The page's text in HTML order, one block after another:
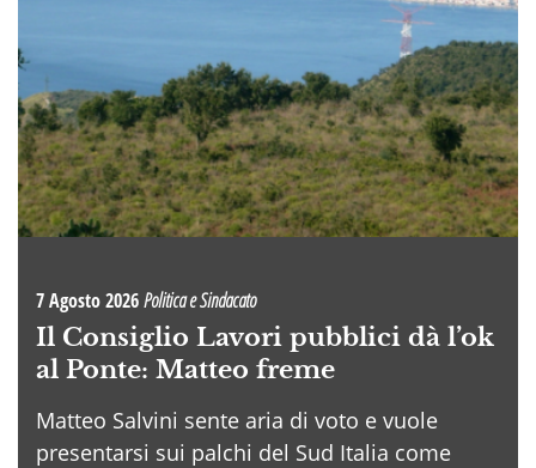
7 Agosto 2026Politica e Sindacato
Il Consiglio Lavori pubblici dà l’ok
al Ponte: Matteo freme
Matteo Salvini sente aria di voto e vuole
presentarsi sui palchi del Sud Italia come